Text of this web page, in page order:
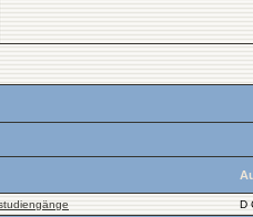
D